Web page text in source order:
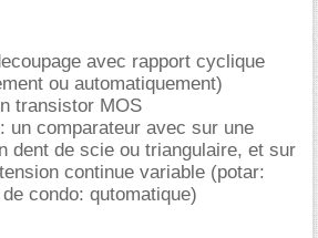
avec rapport cyclique
ou automatiquement)
transistor MOS
un comparateur avec sur une
dent de scie ou triangulaire, et sur
continue variable (potar:
condo: qutomatique)